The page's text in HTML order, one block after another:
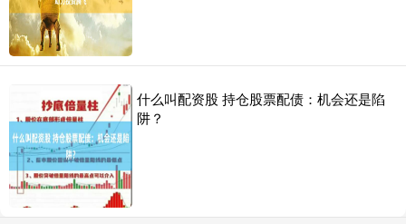
什么叫配资股 持仓股票配债：机会还是陷
阱？